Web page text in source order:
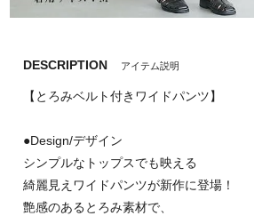
DESCRIPTION アイテム説明
【とろみベルト付きワイドパンツ】
●Design/デザイン
シンプルなトップスでも映える
綺麗見えワイドパンツが新作に登場！
艶感のあるとろみ素材で、